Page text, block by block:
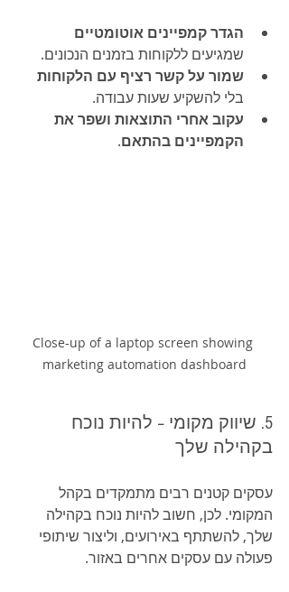
הגדר קמפיינים אוטומטיים
שמגיעים ללקוחות בזמנים הנכונים.
שמור על קשר רציף עם הלקוחות
בלי להשקיע שעות עבודה.
עקוב אחרי התוצאות ושפר את
הקמפיינים בהתאם.
Close-up of a laptop screen showing
marketing automation dashboard
5. שיווק מקומי – להיות נוכח
בקהילה שלך
עסקים קטנים רבים מתמקדים בקהל
המקומי. לכן, חשוב להיות נוכח בקהילה
שלך, להשתתף באירועים, וליצור שיתופי
פעולה עם עסקים אחרים באזור.